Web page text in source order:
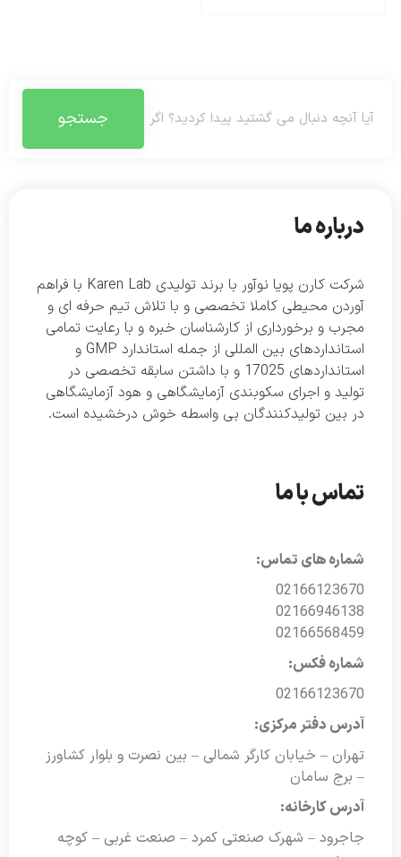
جستجو
تماس با ما
شماره های تماس:
02166123670
02166946138
02166568459
شماره فکس:
02166123670
آدرس دفتر مرکزی:
تهران – خیابان کارگر شمالی – بین نصرت و بلوار کشاورز
– برج سامان
آدرس کارخانه:
جاجرود – شهرک صنعتی کمرد – صنعت غربی – کوچه
درباره ما
شرکت کارن پویا نوآور با برند تولیدی Karen Lab با فراهم
آوردن محیطی کاملا تخصصی و با تلاش تیم حرفه ای و
مجرب و برخورداری از کارشناسان خبره و با رعایت تمامی
استانداردهای بین المللی از جمله استاندارد GMP و
استانداردهای 17025 و با داشتن سابقه تخصصی در
تولید و اجرای سکوبندی آزمایشگاهی و هود آزمایشگاهی
در بین تولیدکنندگان بی واسطه خوش درخشیده است.